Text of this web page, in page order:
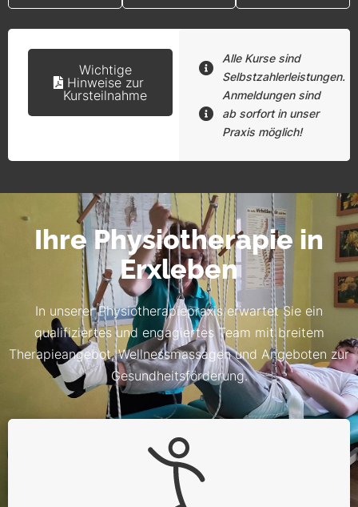
Wichtige
Hinweise zur
Kursteilnahme
Alle Kurse sind
Selbstzahlerleistungen.
Anmeldungen sind
ab sorfort in unser
Praxis möglich!
Ihre Physiotherapie in
Erxleben
In unserer Physiotherapiepraxis erwartet Sie ein
qualifiziertes und engagiertes Team mit breitem
Therapieangebot, Wellnessmassagen und Angeboten zur
Gesundheitsförderung.